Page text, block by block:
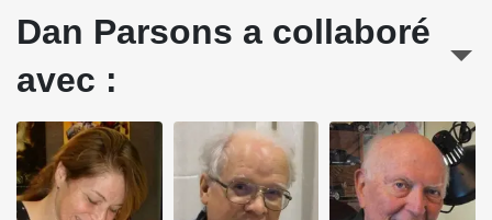
Dan Parsons a collaboré
avec :